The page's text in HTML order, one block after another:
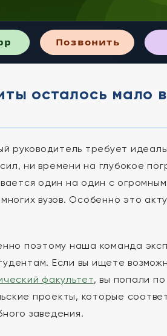
Позвонить
осталось мало
руководитель требует
ни времени на глубокое
один на один с
вузов. Особенно это
поэтому наша команда
Если вы ищете
факультет, вы попали
проекты, которые
заведения.